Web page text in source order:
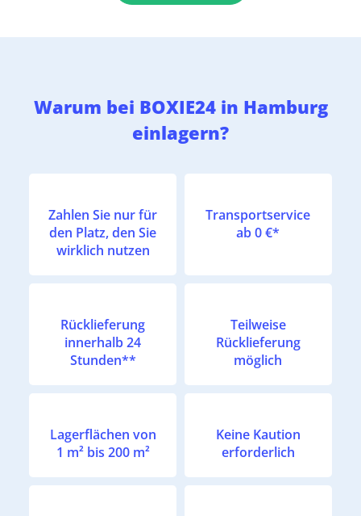
Warum bei BOXIE24 in Hamburg
einlagern?
Zahlen Sie nur für
den Platz, den Sie
wirklich nutzen
Transportservice
ab 0 €*
Rücklieferung
innerhalb 24
Stunden**
Teilweise
Rücklieferung
möglich
Lagerflächen von
1 m² bis 200 m²
Keine Kaution
erforderlich